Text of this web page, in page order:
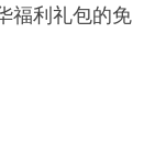
福利礼包的免